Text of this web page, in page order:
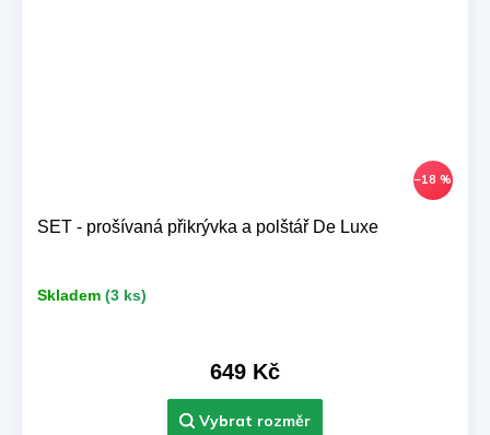
–18 %
SET - prošívaná přikrývka a polštář De Luxe
Skladem (3 ks)
649 Kč